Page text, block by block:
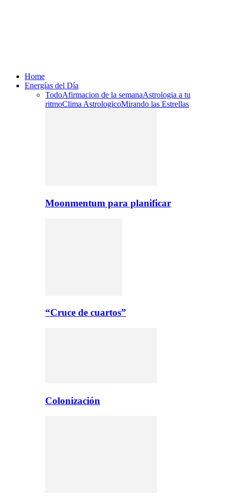
Home
Energías del Día
TodoAfirmacion de la semanaAstrologia a tu
ritmoClima AstrologicoMirando las Estrellas
Moonmentum para planificar
“Cruce de cuartos”
Colonización